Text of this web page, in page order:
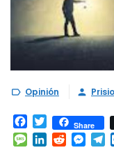
 Opinión 
Facebook
TwitterShare
Message
LinkedInReddit